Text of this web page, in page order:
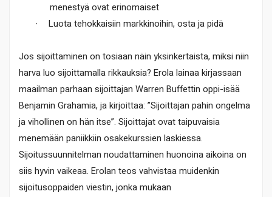
menestyä ovat erinomaiset
·
Luota tehokkaisiin markkinoihin, osta ja pidä
Jos sijoittaminen on tosiaan näin yksinkertaista, miksi niin
harva luo sijoittamalla rikkauksia? Erola lainaa kirjassaan
maailman parhaan sijoittajan Warren Buffettin oppi-isää
Benjamin Grahamia, ja kirjoittaa: ”Sijoittajan pahin ongelma
ja vihollinen on hän itse”. Sijoittajat ovat taipuvaisia
menemään paniikkiin osakekurssien laskiessa.
Sijoitussuunnitelman noudattaminen huonoina aikoina on
siis hyvin vaikeaa. Erolan teos vahvistaa muidenkin
sijoitusoppaiden viestin, jonka mukaan